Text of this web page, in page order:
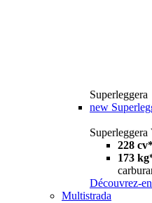
Superleggera
new
228
173
Découvrez-
Multistrada